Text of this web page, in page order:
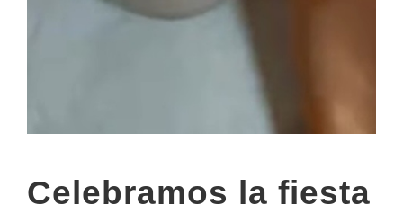
Celebramos la fiesta